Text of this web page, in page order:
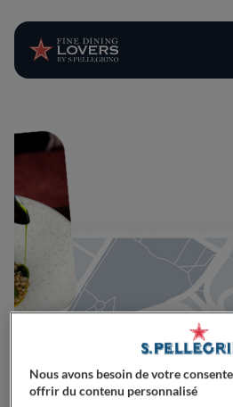
Nous avons besoin de votre
offrir du contenu personnalisé